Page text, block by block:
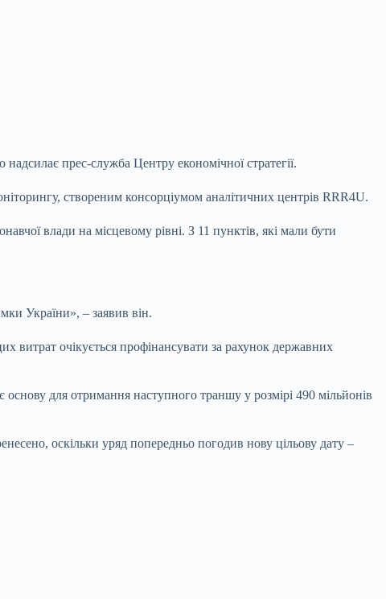
прес-служба Центру економічної стратегії.
створеним консорціумом аналітичних центрів RRR4U.
влади на місцевому рівні. З 11 пунктів, які мали бути
України», – заявив він.
витрат очікується профінансувати за рахунок державних
для отримання наступного траншу у розмірі 490 мільйонів
оскільки уряд попередньо погодив нову цільову дату –